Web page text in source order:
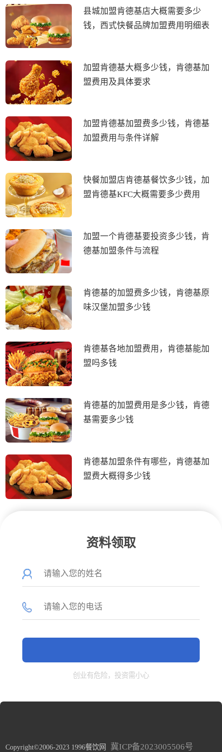
县城加盟肯德基店大概需要多少
钱，西式快餐品牌加盟费用明细表
加盟肯德基大概多少钱，肯德基加
盟费用及具体要求
加盟肯德基加盟费多少钱，肯德基
加盟费用与条件详解
快餐加盟店肯德基餐饮多少钱，加
盟肯德基KFC大概需要多少费用
加盟一个肯德基要投资多少钱，肯
德基加盟条件与流程
肯德基的加盟费多少钱，肯德基原
味汉堡加盟多少钱
肯德基各地加盟费用，肯德基能加
盟吗多钱
肯德基的加盟费用是多少钱，肯德
基需要多少钱
肯德基加盟条件有哪些，肯德基加
盟费大概得多少钱
资料领取
创业有危险，投资需小心
Copyright©2006-2023 1996餐饮网 冀ICP备2023005506号